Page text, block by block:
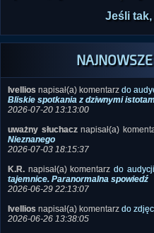
Jeśli
Ivellios napisał(a) komentarz do
Bliskie spotkania z dziwnymi
2026-07-20 13:13:00
uważny słuchacznapisał(a)
Nieznanego
2026-07-03 18:15:37
K.R. napisał(a) komentarz do
tajemnice. Paranormalna spowiedź
2026-06-29 22:13:07
Ivellios napisał(a) komentarz do
2026-06-26 13:38:05